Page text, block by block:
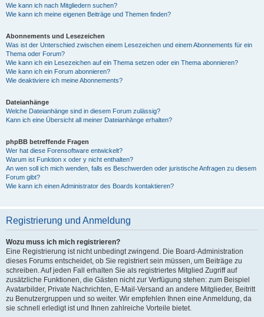
Wie kann ich nach Mitgliedern suchen?
Wie kann ich meine eigenen Beiträge und Themen finden?
Abonnements und Lesezeichen
Was ist der Unterschied zwischen einem Lesezeichen und einem Abonnements für ein
Thema oder Forum?
Wie kann ich ein Lesezeichen auf ein Thema setzen oder ein Thema abonnieren?
Wie kann ich ein Forum abonnieren?
Wie deaktiviere ich meine Abonnements?
Dateianhänge
Welche Dateianhänge sind in diesem Forum zulässig?
Kann ich eine Übersicht all meiner Dateianhänge erhalten?
phpBB betreffende Fragen
Wer hat diese Forensoftware entwickelt?
Warum ist Funktion x oder y nicht enthalten?
An wen soll ich mich wenden, falls es Beschwerden oder juristische Anfragen zu diesem
Forum gibt?
Wie kann ich einen Administrator des Boards kontaktieren?
Registrierung und Anmeldung
Wozu muss ich mich registrieren?
Eine Registrierung ist nicht unbedingt zwingend. Die Board-Administration
dieses Forums entscheidet, ob Sie registriert sein müssen, um Beiträge zu
schreiben. Auf jeden Fall erhalten Sie als registriertes Mitglied Zugriff auf
zusätzliche Funktionen, die Gästen nicht zur Verfügung stehen: zum Beispiel
Avatarbilder, Private Nachrichten, E-Mail-Versand an andere Mitglieder, Beitritt
zu Benutzergruppen und so weiter. Wir empfehlen Ihnen eine Anmeldung, da
sie schnell erledigt ist und Ihnen zahlreiche Vorteile bietet.